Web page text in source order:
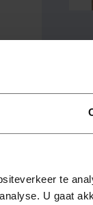
te
U gaat